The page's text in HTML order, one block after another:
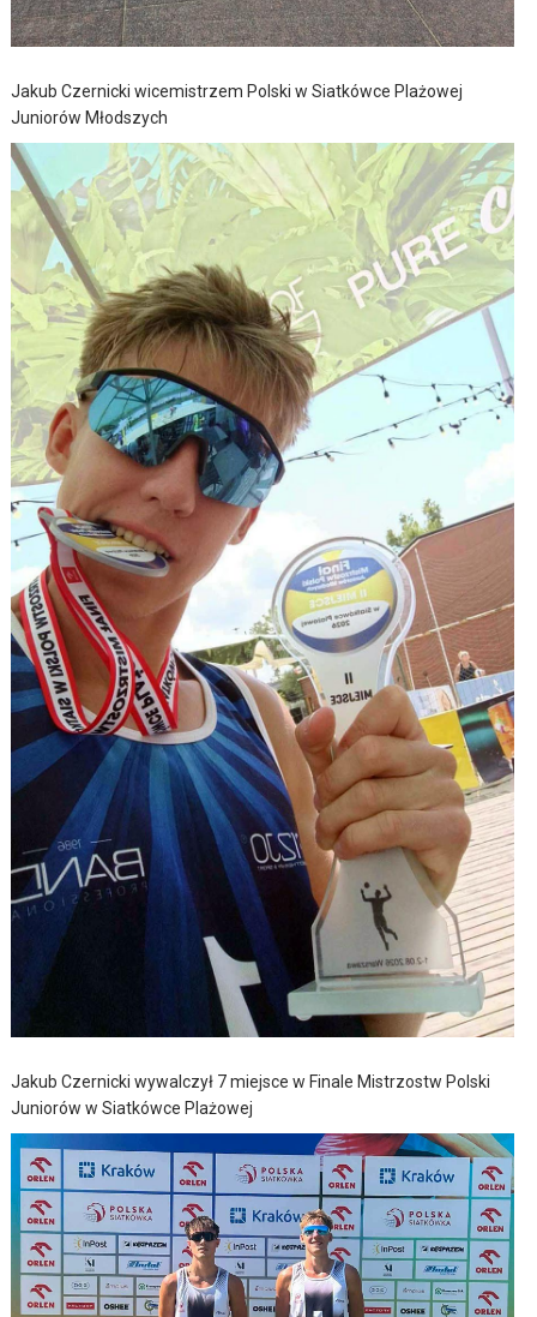
Jakub Czernicki wicemistrzem Polski w Siatkówce Plażowej
Juniorów Młodszych
Jakub Czernicki wywalczył 7 miejsce w Finale Mistrzostw Polski
Juniorów w Siatkówce Plażowej